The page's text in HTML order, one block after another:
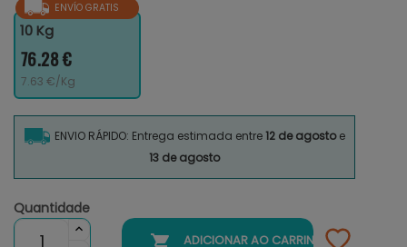
ENVÍO GRATIS
10 Kg
76.28 €
7.63 €/Kg
ENVIO RÁPIDO: Entrega estimada entre12 de agostoe
13 de agosto
Quantidade
 ADICIONAR AO CARRINHO